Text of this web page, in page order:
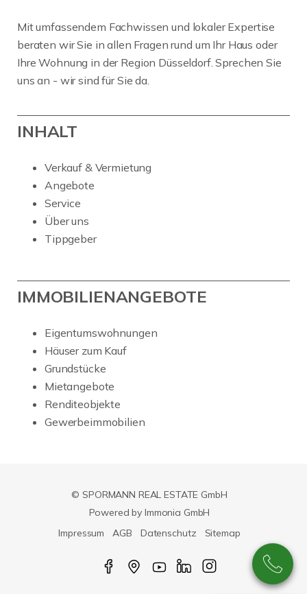
Mit umfassendem Fachwissen und lokaler Expertise
beraten wir Sie in allen Fragen rund um Ihr Haus oder
Ihre Wohnung in der Region Düsseldorf. Sprechen Sie
uns an - wir sind für Sie da.
INHALT
Verkauf & Vermietung
Angebote
Service
Über uns
Tippgeber
IMMOBILIENANGEBOTE
Eigentumswohnungen
Häuser zum Kauf
Grundstücke
Mietangebote
Renditeobjekte
Gewerbeimmobilien
© SPORMANN REAL ESTATE GmbH
Powered by Immonia GmbH
Impressum
AGB Datenschutz Sitemap